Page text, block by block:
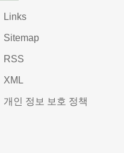
Links
Sitemap
RSS
XML
개인 정보 보호 정책